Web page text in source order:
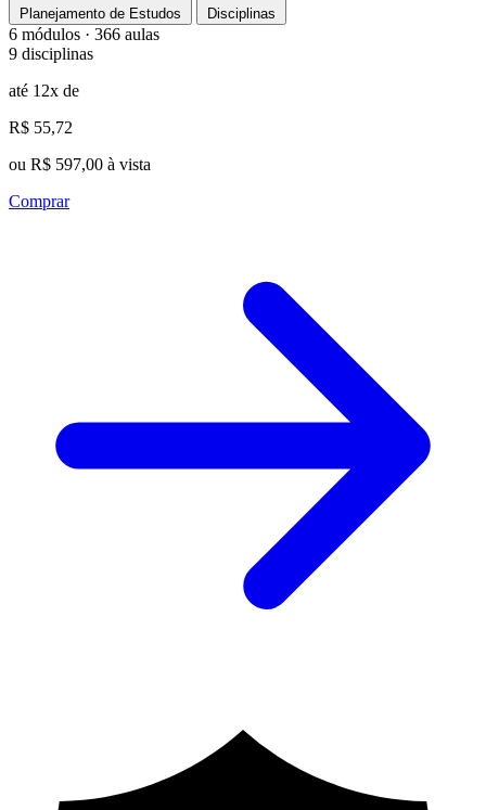
Planejamento de Estudos Disciplinas
6 módulos · 366 aulas
9 disciplinas
até 12x de
R$ 55,72
ou R$ 597,00 à vista
Comprar